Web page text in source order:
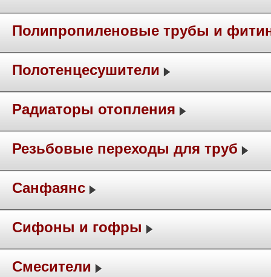
Полипропиленовые трубы и
Полотенцесушители
Радиаторы отопления
Резьбовые переходы для труб
Санфаянс
Сифоны и гофры
Смесители